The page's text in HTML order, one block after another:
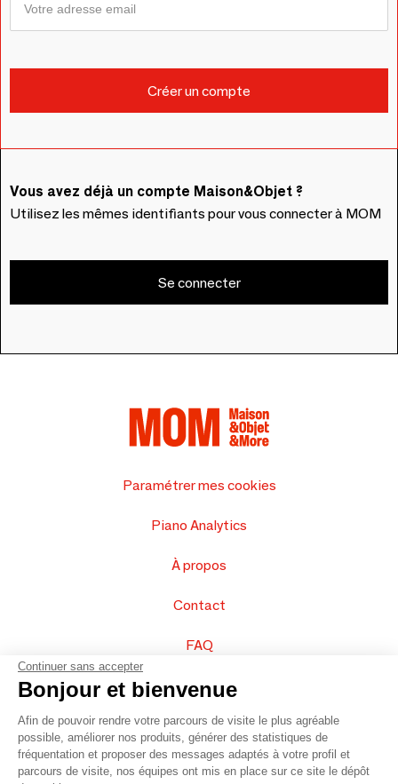
Vous avez déjà un compte Maison&Objet ?
Utilisez les mêmes identifiants pour vous connecter à MOM
Se connecter
Paramétrer mes cookies
Piano Analytics
À propos
Contact
FAQ
Vendez vos produits
Plan du site
Continuer sans accepter
Bonjour et bienvenue
Afin de pouvoir rendre votre parcours de visite le plus agréable
possible, améliorer nos produits, générer des statistiques de
fréquentation et proposer des messages adaptés à votre profil et
parcours de visite, nos équipes ont mis en place sur ce site le dépôt